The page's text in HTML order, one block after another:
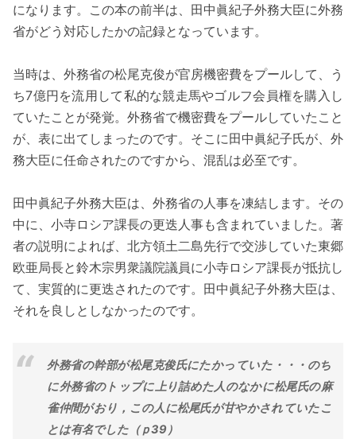
になります。この本の前半は、田中眞紀子外務大臣に外務
省がどう対応したかの記録となっています。
当時は、外務省の松尾克俊が官房機密費をプールして、う
ち7億円を流用して私的な競走馬やゴルフ会員権を購入し
ていたことが発覚。外務省で機密費をプールしていたこと
が、表に出てしまったのです。そこに田中眞紀子氏が、外
務大臣に任命されたのですから、混乱は必至です。
田中眞紀子外務大臣は、外務省の人事を凍結します。その
中に、小寺ロシア課長の更迭人事も含まれていました。著
者の説明によれば、北方領土二島先行で交渉していた東郷
欧亜局長と鈴木宗男衆議院議員に小寺ロシア課長が抵抗し
て、実質的に更迭されたのです。田中眞紀子外務大臣は、
それを良しとしなかったのです。
外務省の幹部が松尾克俊氏にたかっていた・・・のち
に外務省のトップに上り詰めた人のなかに松尾氏の麻
雀仲間がおり，この人に松尾氏が甘やかされていたこ
とは有名でした（ｐ39）